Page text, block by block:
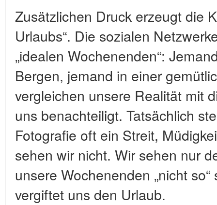
Zusätzlichen Druck erzeugt die
Urlaubs“. Die sozialen
„idealen Wochenenden“:
Bergen, jemand in einer
vergleichen unsere Realität mit
uns benachteiligt. Tatsächlich
Fotografie oft ein Streit,
sehen wir nicht. Wir sehen nur
unsere Wochenenden „nicht
vergiftet uns den Urlaub.